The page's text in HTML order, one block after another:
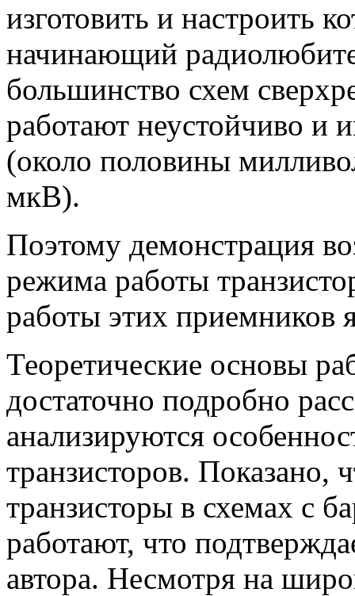
изготовить и настроить
начинающий
большинство схем
работают неустойчиво и
(около половины
мкВ).
Поэтому демонстрация
режима работы
работы этих приемников
Теоретические основы
достаточно подробно
анализируются
транзисторов. Показано,
транзисторы в схемах с
работают, что
автора. Несмотря на